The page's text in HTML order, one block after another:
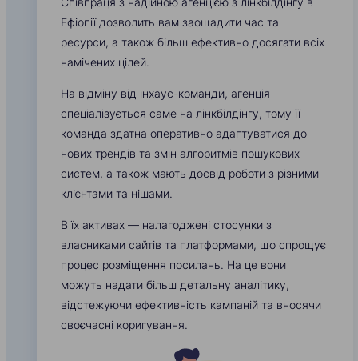
Ефіопії дозволить вам заощадити час та
ресурси, а також більш ефективно досягати всіх
намічених цілей.
На відміну від інхаус-команди, агенція
спеціалізується саме на лінкбілдінгу, тому її
команда здатна оперативно адаптуватися до
нових трендів та змін алгоритмів пошукових
систем, а також мають досвід роботи з різними
клієнтами та нішами.
В їх активах — налагоджені стосунки з
власниками сайтів та платформами, що спрощує
процес розміщення посилань. На це вони
можуть надати більш детальну аналітику,
відстежуючи ефективність кампаній та вносячи
своєчасні коригування.